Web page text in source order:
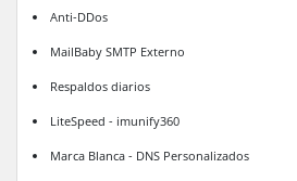
Anti-DDos
MailBaby SMTP Externo
Respaldos diarios
LiteSpeed - imunify360
Marca Blanca - DNS Personalizados